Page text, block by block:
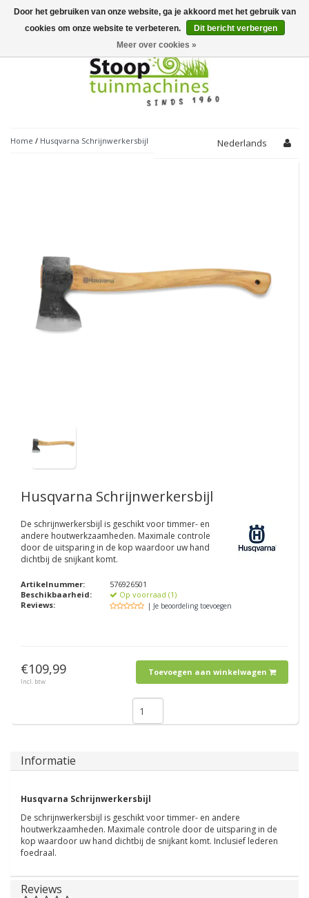
Toggle
navigation
Home / Husqvarna Schrijnwerkersbijl Nederlands
Husqvarna Schrijnwerkersbijl
De schrijnwerkersbijl is geschikt voor timmer- en
andere houtwerkzaamheden. Maximale controle
door de uitsparing in de kop waardoor uw hand
dichtbij de snijkant komt.
Artikelnummer:
576926501
Beschikbaarheid:
Op voorraad (1)
Reviews:
| Je beoordeling toevoegen
€109,99
Incl. btw
Toevoegen aan winkelwagen
Informatie
Husqvarna Schrijnwerkersbijl
De schrijnwerkersbijl is geschikt voor timmer- en andere
houtwerkzaamheden. Maximale controle door de uitsparing in de
kop waardoor uw hand dichtbij de snijkant komt. Inclusief lederen
foedraal.
Reviews
Door het gebruiken van onze website, ga je akkoord met het gebruik van
cookies om onze website te verbeteren.
Dit bericht verbergen
Meer over cookies »